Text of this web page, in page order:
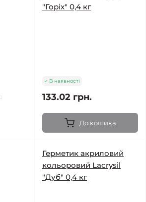
"Горіх" 0,4 кг
В наявності
133.02 грн.
До кошика
Герметик акриловий
кольоровий Lacrysil
"Дуб" 0,4 кг